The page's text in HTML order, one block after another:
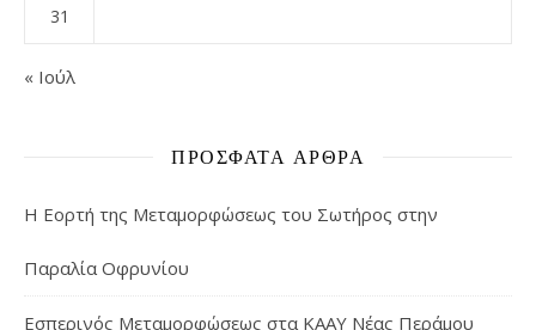
31
« Ιούλ
ΠΡΌΣΦΑΤΑ ΆΡΘΡΑ
Η Εορτή της Μεταμορφώσεως του Σωτήρος στην
Παραλία Οφρυνίου
Εσπερινός Μεταμορφώσεως στα ΚΑΑΥ Νέας Περάμου